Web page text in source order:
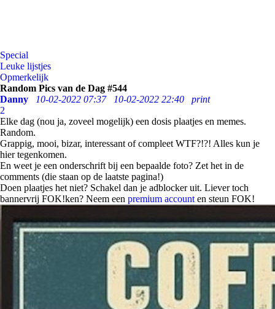
Special
Leuke lijstjes
Opmerkelijk
Random Pics van de Dag #544
Danny
10-02-2022 07:37 10-02-2022 22:40
print
2
Elke dag (nou ja, zoveel mogelijk) een dosis plaatjes en memes.
Random.
Grappig, mooi, bizar, interessant of compleet WTF?!?! Alles kun je
hier tegenkomen.
En weet je een onderschrift bij een bepaalde foto? Zet het in de
comments (die staan op de laatste pagina!)
Doen plaatjes het niet? Schakel dan je adblocker uit. Liever toch
bannervrij FOK!ken? Neem een premium account en steun FOK!